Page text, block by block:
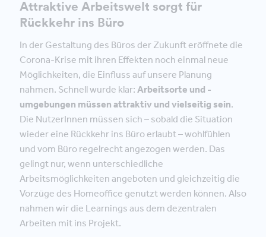
Attraktive Arbeitswelt sorgt für
Rückkehr ins Büro
In der Gestaltung des Büros der Zukunft eröffnete die
Corona-Krise mit ihren Effekten noch einmal neue
Möglichkeiten, die Einfluss auf unsere Planung
nahmen. Schnell wurde klar: Arbeitsorte und -
umgebungen müssen attraktiv und vielseitig sein.
Die NutzerInnen müssen sich – sobald die Situation
wieder eine Rückkehr ins Büro erlaubt – wohlfühlen
und vom Büro regelrecht angezogen werden. Das
gelingt nur, wenn unterschiedliche
Arbeitsmöglichkeiten angeboten und gleichzeitig die
Vorzüge des Homeoffice genutzt werden können. Also
nahmen wir die Learnings aus dem dezentralen
Arbeiten mit ins Projekt.